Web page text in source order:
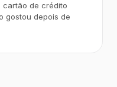
cartão de crédito
gostou depois de